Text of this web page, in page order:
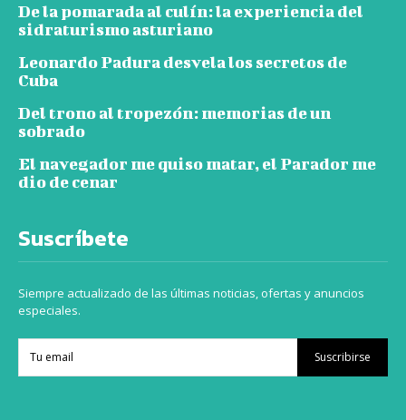
De la pomarada al culín: la experiencia del
sidraturismo asturiano
Leonardo Padura desvela los secretos de
Cuba
Del trono al tropezón: memorias de un
sobrado
El navegador me quiso matar, el Parador me
dio de cenar
Suscríbete
Siempre actualizado de las últimas noticias, ofertas y anuncios
especiales.
Suscribirse